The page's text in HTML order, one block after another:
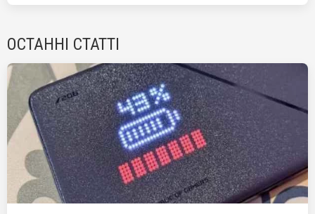
ОСТАННІ СТАТТІ